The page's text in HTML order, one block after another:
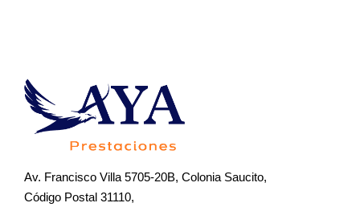
Av. Francisco Villa 5705-20B, Colonia Saucito,
Código Postal 31110,